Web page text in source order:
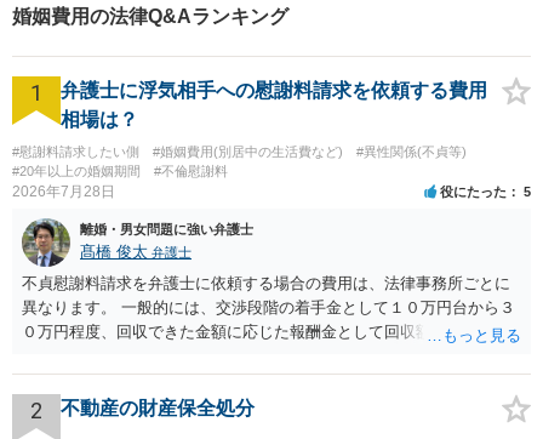
婚姻費用の法律Q&Aランキング
1
弁護士に浮気相手への慰謝料請求を依頼する費用
相場は？
#慰謝料請求したい側 #婚姻費用(別居中の生活費など)
#異性関係(不貞等)
#20年以上の婚姻期間
#不倫慰謝料
2026年7月28日 役にたった 5
離婚・男女問題に強い弁護士
髙橋 俊太 弁護士
不貞慰謝料請求を弁護士に依頼する場合の費用は、法律事務所ごとに
異なります。 一般的には、交渉段階の着手金として１０万円台から３
０万円程度、回収できた金額に応じた報酬金として回収額の１０％か
には、追加着手金や日当、実費が発生することもあります。 もっと
も、証拠が十分にあるか、相手方の住所・勤務先が分かるか、慰謝料
額、離婚の有無、交渉で終わるか訴訟まで見込むかによって、費用は
2 不動産の財産保全処分